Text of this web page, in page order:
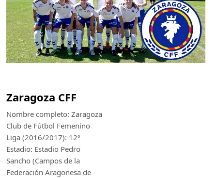
Zaragoza CFF
Nombre completo: Zaragoza
Club de Fútbol Femenino
Liga (2016/2017): 12º
Estadio: Estadio Pedro
Sancho (Campos de la
Federación Aragonesa de